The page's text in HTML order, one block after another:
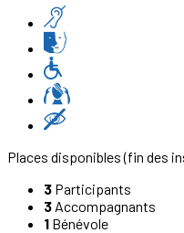
Places disponibles(fin des
3 Participants
3 Accompagnants
1 Bénévole